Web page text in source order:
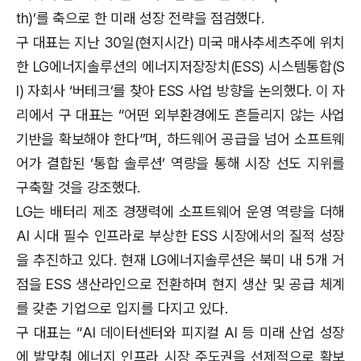
th)’를 축으로 한 미래 성장 전략을 점검했다.
구 대표는 지난 30일(현지시간) 미국 매사추세츠주에 위치
한 LG에너지솔루션의 에너지저장장치(ESS) 시스템통합(S
I) 자회사 ‘버테크’를 찾아 ESS 사업 방향을 논의했다. 이 자
리에서 구 대표는 “어떤 외부환경에도 흔들리지 않는 사업
기반을 확보해야 한다”며, 하드웨어 공급을 넘어 소프트웨
어가 결합된 ‘통합 솔루션’ 역량을 통해 시장 선도 지위를
구축할 것을 강조했다.
LG는 배터리 제조 경쟁력에 소프트웨어 운영 역량을 더해
AI 시대 필수 인프라로 부상한 ESS 시장에서의 질적 성장
을 추진하고 있다. 현재 LG에너지솔루션은 북미 내 5개 거
점을 ESS 생산라인으로 전환하며 현지 생산 및 공급 체계
를 갖춘 기업으로 입지를 다지고 있다.
구 대표는 “AI 데이터센터와 피지컬 AI 등 미래 산업 성장
에 발맞춰 에너지 인프라 시장 주도권을 선제적으로 확보